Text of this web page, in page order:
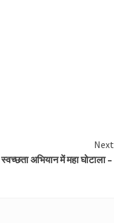
Next
अभियान में महा घोटाला –